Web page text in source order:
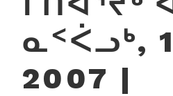
ᓇᑉᐹᓗᒃ,
2007 |